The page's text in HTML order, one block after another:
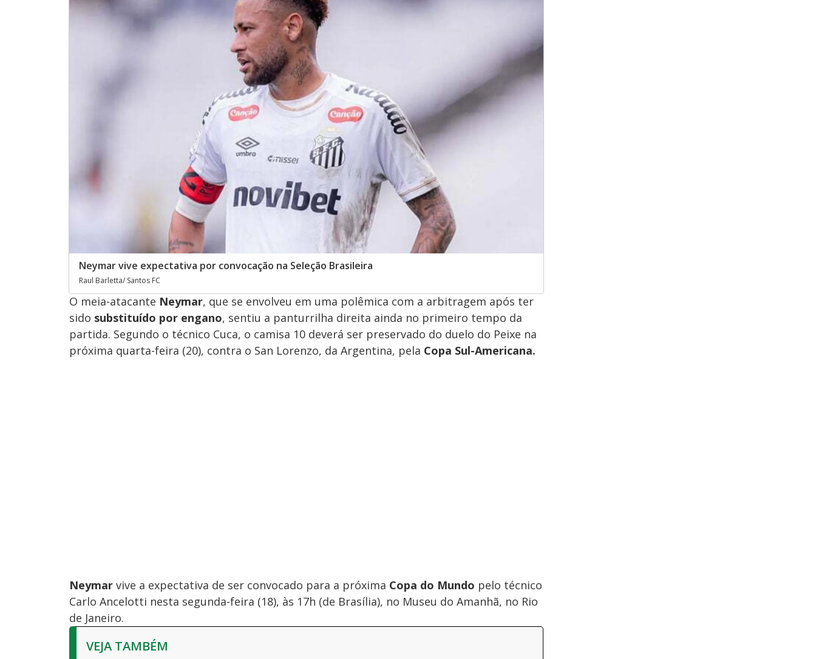
Neymar vive expectativa por convocação na Seleção Brasileira
Raul Barletta/ Santos FC
O meia-atacante Neymar, que se envolveu em uma polêmica com a arbitragem após ter
sido substituído por engano, sentiu a panturrilha direita ainda no primeiro tempo da
partida. Segundo o técnico Cuca, o camisa 10 deverá ser preservado do duelo do Peixe na
próxima quarta-feira (20), contra o San Lorenzo, da Argentina, pela Copa Sul-Americana.
Neymar vive a expectativa de ser convocado para a próxima Copa do Mundo pelo técnico
Carlo Ancelotti nesta segunda-feira (18), às 17h (de Brasília), no Museu do Amanhã, no Rio
de Janeiro.
VEJA TAMBÉM